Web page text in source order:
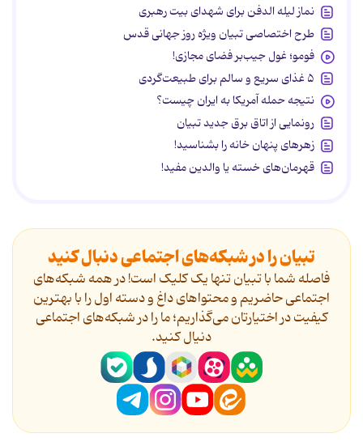
نماز لیله الدفن برای شهدای بیت رهبری
طرح اختصاصی تبیان ویژه روز جهانی قدس
فومو؛ غول جیب‌بر فضای مجازی!
۵ غذای سریع و سالم برای طبیعت‌گردی
نتیجه حمله آمریکا به ایران چیست؟
رونمایی از اتاق برق جدید تبیان
زهرهای پنهان خانه را بشناسید!
قهرمان‌های خسته یا والدین مفید!
تبیان را در شبکه‌های اجتماعی دنبال کنید
فاصله شما با تبیان تنها یک کلیک است! در همه شبکه‌های
اجتماعی حاضریم و محتواهای داغ و دسته اول را با بهترین
کیفیت در اختیارتان می‌گذاریم؛ ما را در شبکه‌های اجتماعی
دنیال کنید.